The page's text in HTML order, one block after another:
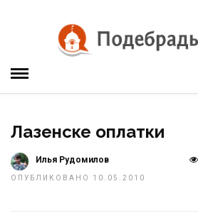
Лазенске оплатки
Илья Рудомилов
ОПУБЛИКОВАНО 10.05.2010